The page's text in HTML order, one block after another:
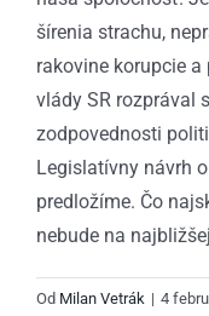
šírenia strachu,
rakovine korupcie
vlády SR rozprával
zodpovednosti
Legislatívny návrh
predložíme. Čo
nebude na
Od Milan Vetrák | 4